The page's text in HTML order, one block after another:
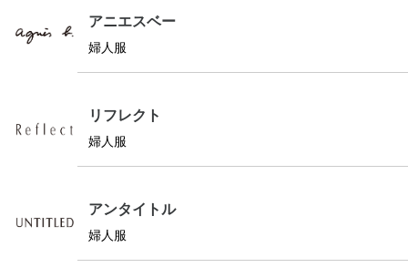
アニエスベー
婦人服
リフレクト
婦人服
アンタイトル
婦人服